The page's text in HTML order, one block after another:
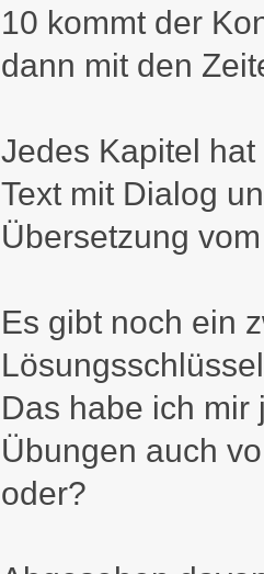
10 kommt der
dann mit den
Jedes Kapitel
Text mit Dialog
Übersetzung
Es gibt noch ein
Das habe ich mir
Übungen auch
oder?